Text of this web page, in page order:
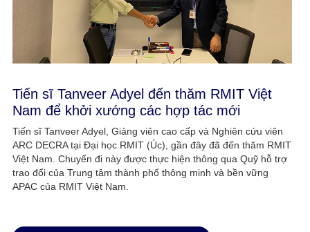
Tiến sĩ Tanveer Adyel đến thăm RMIT Việt
Nam để khởi xướng các hợp tác mới​
Tiến sĩ Tanveer Adyel, Giảng viên cao cấp và Nghiên cứu viên
ARC DECRA tại Đại học RMIT (Úc), gần đây đã đến thăm RMIT
Việt Nam. Chuyến đi này được thực hiện thông qua Quỹ hỗ trợ
trao đổi của Trung tâm thành phố thông minh và bền vững
APAC của RMIT Việt Nam.